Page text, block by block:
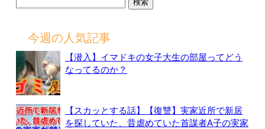
今週の人気記事
【潜入】イマドキの女子大生の部屋ってどう
なってるのか？
【スカッとする話】【復讐】実家近所で新居
を探していた、昔虐めていた首謀者A子の実家